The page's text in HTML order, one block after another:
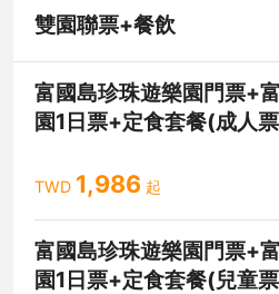
雙園聯票+餐飲
富國島珍珠遊樂園門票+
園1日票+定食套餐(成人
TWD 1,986 起
富國島珍珠遊樂園門票+
園1日票+定食套餐(兒童